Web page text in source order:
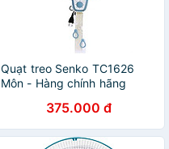
Quạt treo Senko TC1626
Môn - Hàng chính hãng
375.000 đ